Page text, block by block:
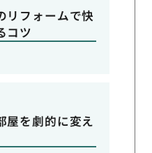
リフォームで快
コツ
屋を劇的に変え